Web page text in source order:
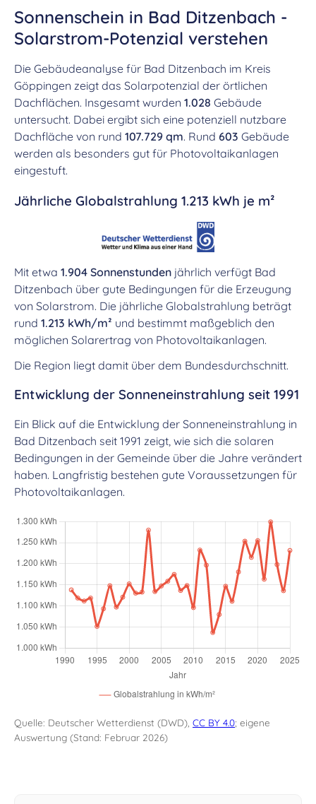
Sonnenschein in Bad Ditzenbach -
Solarstrom-Potenzial verstehen
Die Gebäudeanalyse für Bad Ditzenbach im Kreis
Göppingen zeigt das Solarpotenzial der örtlichen
Dachflächen. Insgesamt wurden 1.028 Gebäude
untersucht. Dabei ergibt sich eine potenziell nutzbare
Dachfläche von rund 107.729 qm. Rund 603 Gebäude
werden als besonders gut für Photovoltaikanlagen
eingestuft.
Jährliche Globalstrahlung 1.213 kWh je m²
Mit etwa 1.904 Sonnenstunden jährlich verfügt Bad
Ditzenbach über gute Bedingungen für die Erzeugung
von Solarstrom. Die jährliche Globalstrahlung beträgt
rund 1.213 kWh/m² und bestimmt maßgeblich den
möglichen Solarertrag von Photovoltaikanlagen.
Die Region liegt damit über dem Bundesdurchschnitt.
Entwicklung der Sonneneinstrahlung seit 1991
Ein Blick auf die Entwicklung der Sonneneinstrahlung in
Bad Ditzenbach seit 1991 zeigt, wie sich die solaren
Bedingungen in der Gemeinde über die Jahre verändert
haben. Langfristig bestehen gute Voraussetzungen für
Photovoltaikanlagen.
Quelle: Deutscher Wetterdienst (DWD), CC BY 4.0; eigene
Auswertung (Stand: Februar 2026)